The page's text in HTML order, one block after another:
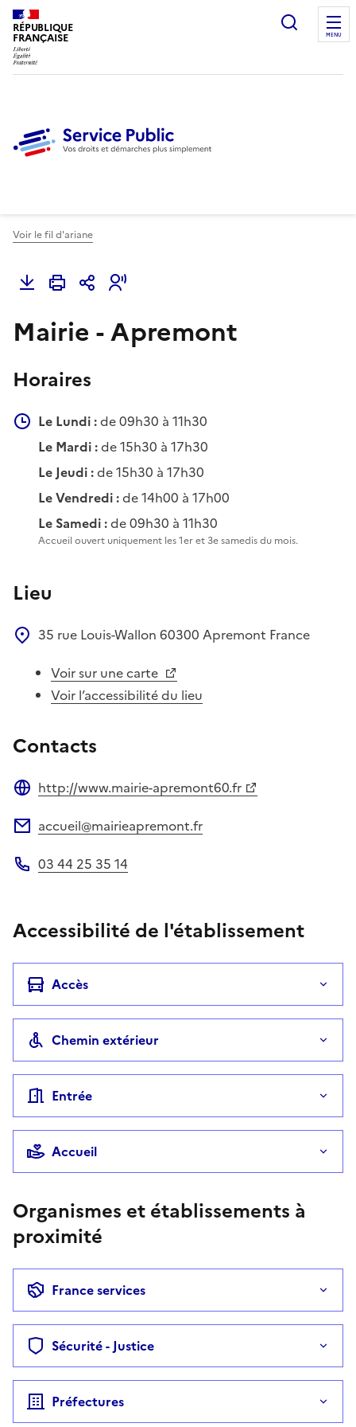
RÉPUBLIQUE
FRANÇAISE
Ouvrir
MENU
Voir le fil d'ariane
Mairie - Apremont
Horaires
Le Lundi :de 09h30 à 11h30
Le Mardi :de 15h30 à 17h30
Le Jeudi :de 15h30 à 17h30
Le Vendredi :de 14h00 à 17h00
Le Samedi :de 09h30 à 11h30
Accueil ouvert uniquement les 1er et 3e samedis du mois.
Lieu
35 rue Louis-Wallon 60300 Apremont France
Voir sur une carte
Voir l’accessibilité du lieu
Contacts
http://www.mairie-apremont60.fr
accueil@mairieapremont.fr
03 44 25 35 14
Accessibilité de l'établissement
Accès
Chemin extérieur
Entrée
Accueil
Organismes et établissements à
proximité
France services
Sécurité - Justice
Préfectures